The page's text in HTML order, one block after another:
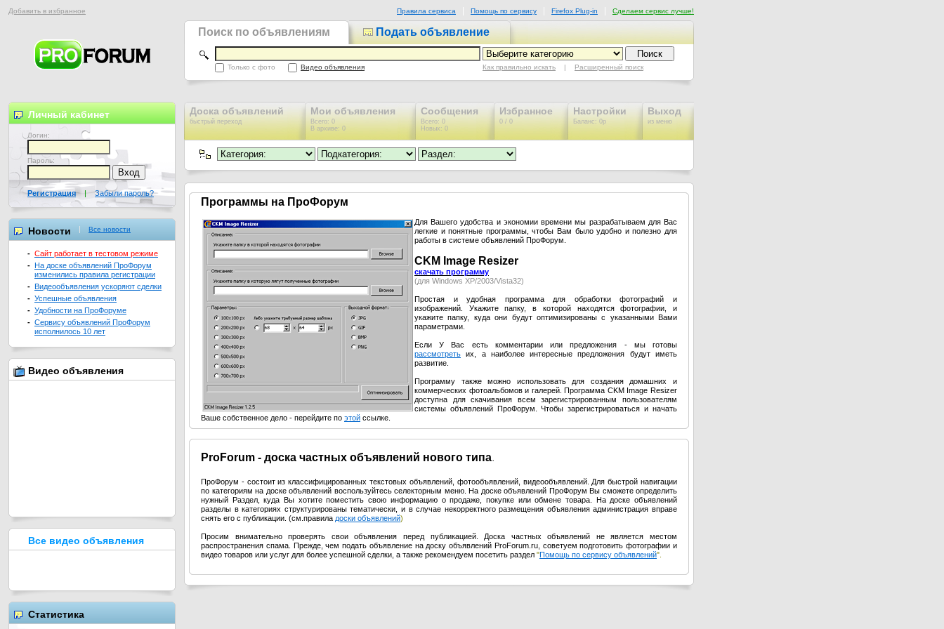
Добавить в избранное Правила сервиса Помощь по сервису Firefox Plug-in Сделаем сервис лучше!
Поиск по объявлениям Подать объявление
Только с фото Видео объявления Как правильно искать | Расширенный поиск
Доска объявлений
быстрый переход
Мои объявления
Всего: 0
В архиве: 0
Сообщения
Всего: 0
Новых: 0
Избранное
0 / 0
Настройки
Баланс: 0р
Выход
из меню
Программы на ПроФорум
Для Вашего удобства и экономии времени мы разрабатываем для Вас
легкие и понятные программы, чтобы Вам было удобно и полезно для
работы в системе объявлений ПроФорум.
CKM Image Resizer
скачать программу
(для Windows XP/2003/Vista32)
Простая и удобная программа для обработки фотографий и
изображений. Укажите папку, в которой находятся фотографии, и
укажите папку, куда они будут оптимизированы с указанными Вами
параметрами.
Если У Вас есть комментарии или предложения - мы готовы
рассмотреть их, а наиболее интересные предложения будут иметь
развитие.
Программу также можно использовать для создания домашних и
коммерческих фотоальбомов и галерей. Программа CKM Image Resizer
доступна для скачивания всем зарегистрированным пользователям
системы объявлений ПроФорум. Чтобы зарегистрироваться и начать
Ваше собственное дело - перейдите по этой ссылке.
ProForum - доска частных объявлений нового типа.
ПроФорум - состоит из классифицированных текстовых объявлений, фотообъявлений, видеообъявлений. Для быстрой навигации
по категориям на доске объявлений воспользуйтесь селекторным меню. На доске объявлений ПроФорум Вы сможете определить
нужный Раздел, куда Вы хотите поместить свою информацию о продаже, покупке или обмене товара. На доске объявлений
разделы в категориях структурированы тематически, и в случае некорректного размещения объявления администрация вправе
снять его с публикации. (см.правила доски объявлений)
Просим внимательно проверять свои объявления перед публикацией. Доска частных объявлений не является местом
распространения спама. Прежде, чем подать объявление на доску объявлений ProForum.ru, советуем подготовить фотографии и
видео товаров или услуг для более успешной сделки, а также рекомендуем посетить раздел "Помощь по сервису объявлений".
Личный кабинет
Логин:
Пароль:
Регистрация | Забыли пароль?
Новости Все новости
- Сайт работает в тестовом режиме
- На доске объявлений ПроФорум
изменились правила регистрации
- Видеообъявления ускоряют сделки
- Успешные объявления
- Удобности на ПроФоруме
- Сервису объявлений ПроФорум
исполнилось 10 лет
Видео объявления
Все видео объявления
Статистика